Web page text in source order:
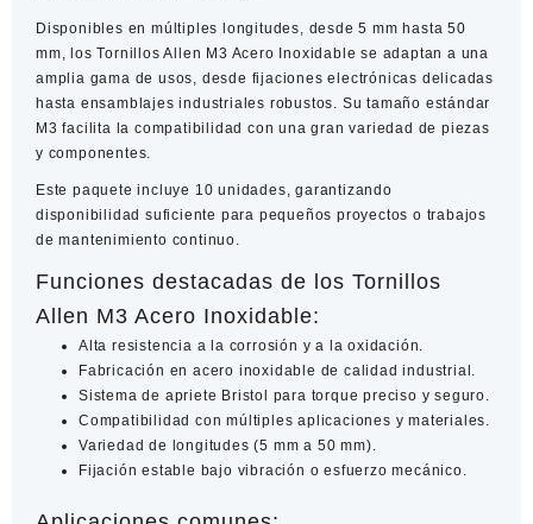
Disponibles en múltiples longitudes, desde5 mm hasta 50
mm, losTornillos Allen M3 Acero Inoxidable se adaptan a una
amplia gama de usos, desde fijaciones electrónicas delicadas
hasta ensamblajes industriales robustos. Su tamaño estándar
M3 facilita la compatibilidad con una gran variedad de piezas
y componentes.
Este paquete incluye 10 unidades, garantizando
disponibilidad suficiente para pequeños proyectos o trabajos
de mantenimiento continuo.
Funciones destacadas de los Tornillos
Allen M3 Acero Inoxidable:
Alta resistencia a la corrosión y a la oxidación.
Fabricación en acero inoxidable de calidad industrial.
Sistema de apriete Bristol para torque preciso y seguro.
Compatibilidad con múltiples aplicaciones y materiales.
Variedad de longitudes (5 mm a 50 mm).
Fijación estable bajo vibración o esfuerzo mecánico.